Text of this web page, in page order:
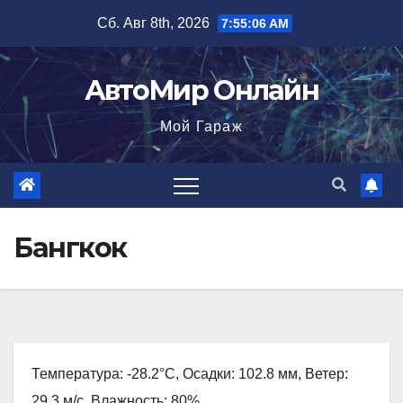
содержимому
Сб. Авг 8th, 2026 7:55:07 AM
АвтоМир Онлайн
Мой Гараж
Бангкок
Температура: -28.2°C, Осадки: 102.8 мм, Ветер: